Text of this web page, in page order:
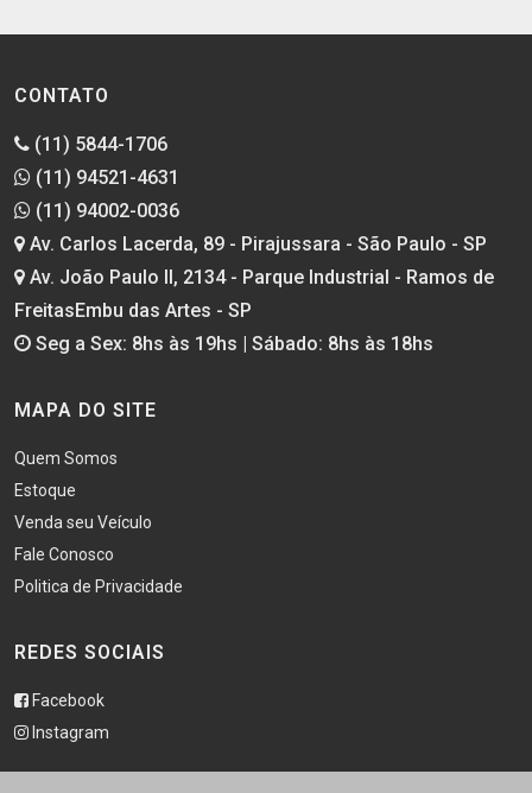
CONTATO
(11) 5844-1706
(11) 94521-4631
(11) 94002-0036
Av. Carlos Lacerda, 89 - Pirajussara - São Paulo - SP
Av. João Paulo II, 2134 - Parque Industrial - Ramos de
FreitasEmbu das Artes - SP
Seg a Sex: 8hs às 19hs | Sábado: 8hs às 18hs
MAPA DO SITE
Quem Somos
Estoque
Venda seu Veículo
Fale Conosco
Politica de Privacidade
REDES SOCIAIS
Facebook
Instagram